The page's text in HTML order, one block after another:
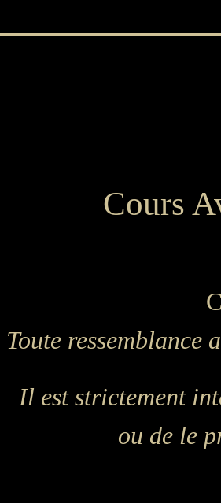
Cours
Toute ressemblance
Il est strictement
ou de le